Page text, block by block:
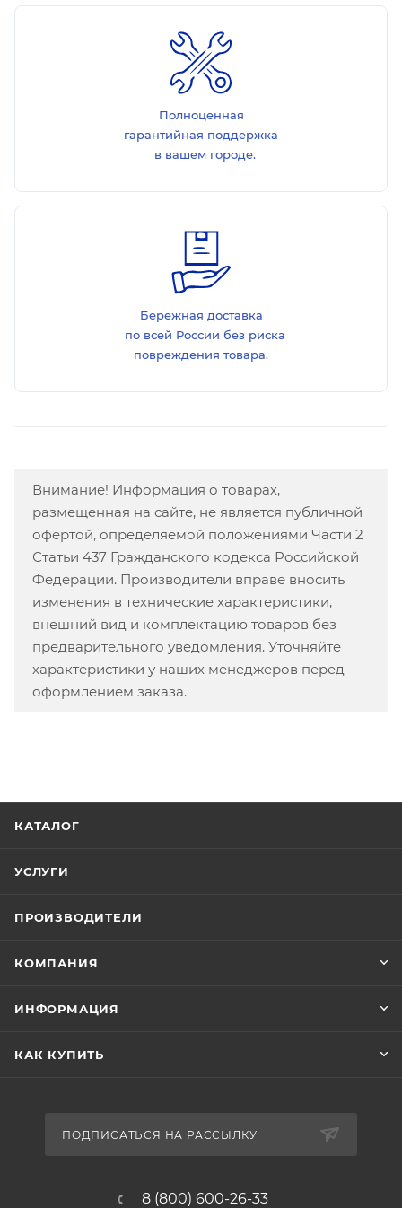
Полноценная
гарантийная поддержка
в вашем городе.
Бережная доставка
по всей России без риска
повреждения товара.
Внимание! Информация о товарах,
размещенная на сайте, не является публичной
офертой, определяемой положениями Части 2
Статьи 437 Гражданского кодекса Российской
Федерации. Производители вправе вносить
изменения в технические характеристики,
внешний вид и комплектацию товаров без
предварительного уведомления. Уточняйте
характеристики у наших менеджеров перед
оформлением заказа.
КАТАЛОГ
УСЛУГИ
ПРОИЗВОДИТЕЛИ
КОМПАНИЯ
ИНФОРМАЦИЯ
КАК КУПИТЬ
ПОДПИСАТЬСЯ НА РАССЫЛКУ
8 (800) 600-26-33